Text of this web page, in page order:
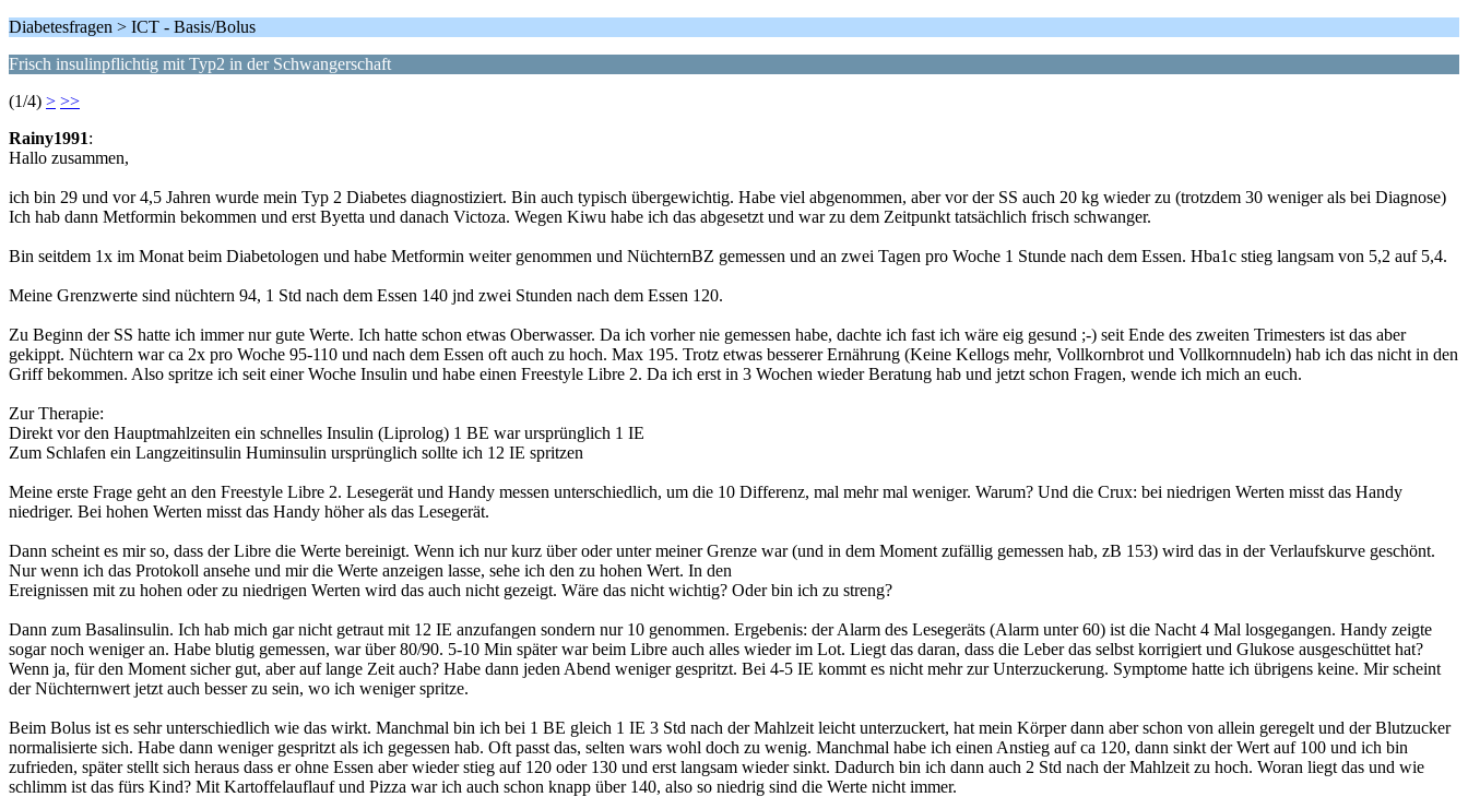
Diabetesfragen > ICT - Basis/Bolus
Frisch insulinpflichtig mit Typ2 in der Schwangerschaft
(1/4) > >>
Rainy1991:
Hallo zusammen,
ich bin 29 und vor 4,5 Jahren wurde mein Typ 2 Diabetes diagnostiziert. Bin auch typisch übergewichtig. Habe viel abgenommen, aber vor der SS auch 20 kg wieder zu (trotzdem 30 weniger als bei Diagnose)
Ich hab dann Metformin bekommen und erst Byetta und danach Victoza. Wegen Kiwu habe ich das abgesetzt und war zu dem Zeitpunkt tatsächlich frisch schwanger.
Bin seitdem 1x im Monat beim Diabetologen und habe Metformin weiter genommen und NüchternBZ gemessen und an zwei Tagen pro Woche 1 Stunde nach dem Essen. Hba1c stieg langsam von 5,2 auf 5,4.
Meine Grenzwerte sind nüchtern 94, 1 Std nach dem Essen 140 jnd zwei Stunden nach dem Essen 120.
Zu Beginn der SS hatte ich immer nur gute Werte. Ich hatte schon etwas Oberwasser. Da ich vorher nie gemessen habe, dachte ich fast ich wäre eig gesund ;-) seit Ende des zweiten Trimesters ist das aber
gekippt. Nüchtern war ca 2x pro Woche 95-110 und nach dem Essen oft auch zu hoch. Max 195. Trotz etwas besserer Ernährung (Keine Kellogs mehr, Vollkornbrot und Vollkornnudeln) hab ich das nicht in den
Griff bekommen. Also spritze ich seit einer Woche Insulin und habe einen Freestyle Libre 2. Da ich erst in 3 Wochen wieder Beratung hab und jetzt schon Fragen, wende ich mich an euch.
Zur Therapie:
Direkt vor den Hauptmahlzeiten ein schnelles Insulin (Liprolog) 1 BE war ursprünglich 1 IE
Zum Schlafen ein Langzeitinsulin Huminsulin ursprünglich sollte ich 12 IE spritzen
Meine erste Frage geht an den Freestyle Libre 2. Lesegerät und Handy messen unterschiedlich, um die 10 Differenz, mal mehr mal weniger. Warum? Und die Crux: bei niedrigen Werten misst das Handy
niedriger. Bei hohen Werten misst das Handy höher als das Lesegerät.
Dann scheint es mir so, dass der Libre die Werte bereinigt. Wenn ich nur kurz über oder unter meiner Grenze war (und in dem Moment zufällig gemessen hab, zB 153) wird das in der Verlaufskurve geschönt.
Nur wenn ich das Protokoll ansehe und mir die Werte anzeigen lasse, sehe ich den zu hohen Wert. In den
Ereignissen mit zu hohen oder zu niedrigen Werten wird das auch nicht gezeigt. Wäre das nicht wichtig? Oder bin ich zu streng?
Dann zum Basalinsulin. Ich hab mich gar nicht getraut mit 12 IE anzufangen sondern nur 10 genommen. Ergebenis: der Alarm des Lesegeräts (Alarm unter 60) ist die Nacht 4 Mal losgegangen. Handy zeigte
sogar noch weniger an. Habe blutig gemessen, war über 80/90. 5-10 Min später war beim Libre auch alles wieder im Lot. Liegt das daran, dass die Leber das selbst korrigiert und Glukose ausgeschüttet hat?
Wenn ja, für den Moment sicher gut, aber auf lange Zeit auch? Habe dann jeden Abend weniger gespritzt. Bei 4-5 IE kommt es nicht mehr zur Unterzuckerung. Symptome hatte ich übrigens keine. Mir scheint
der Nüchternwert jetzt auch besser zu sein, wo ich weniger spritze.
Beim Bolus ist es sehr unterschiedlich wie das wirkt. Manchmal bin ich bei 1 BE gleich 1 IE 3 Std nach der Mahlzeit leicht unterzuckert, hat mein Körper dann aber schon von allein geregelt und der Blutzucker
normalisierte sich. Habe dann weniger gespritzt als ich gegessen hab. Oft passt das, selten wars wohl doch zu wenig. Manchmal habe ich einen Anstieg auf ca 120, dann sinkt der Wert auf 100 und ich bin
zufrieden, später stellt sich heraus dass er ohne Essen aber wieder stieg auf 120 oder 130 und erst langsam wieder sinkt. Dadurch bin ich dann auch 2 Std nach der Mahlzeit zu hoch. Woran liegt das und wie
schlimm ist das fürs Kind? Mit Kartoffelauflauf und Pizza war ich auch schon knapp über 140, also so niedrig sind die Werte nicht immer.